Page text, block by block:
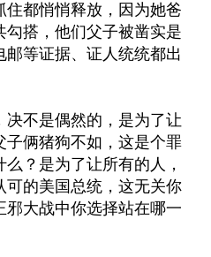
都悄悄释放，因为她爸
勾搭，他们父子被凿实是
等证据、证人统统都出
决不是偶然的，是为了让
子俩猪狗不如，这是个罪
？是为了让所有的人，
可的美国总统，这无关你
大战中你选择站在哪一